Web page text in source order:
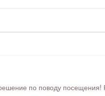
по поводу посещения!